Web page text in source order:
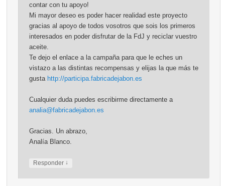
contar con tu apoyo!
Mi mayor deseo es poder hacer realidad este proyecto
gracias al apoyo de todos vosotros que sois los primeros
interesados en poder disfrutar de la FdJ y reciclar vuestro
aceite.
Te dejo el enlace a la campaña para que le eches un
vistazo a las distintas recompensas y elijas la que más te
gusta http://participa.fabricadejabon.es
Cualquier duda puedes escribirme directamente a
analia@fabricadejabon.es
Gracias. Un abrazo,
Analía Blanco.
Responder ↓